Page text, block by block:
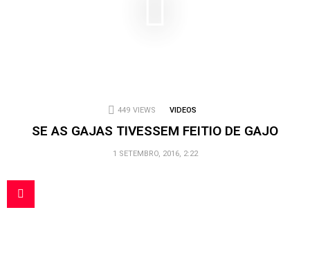
449 VIEWS VIDEOS
SE AS GAJAS TIVESSEM FEITIO DE GAJO
1 SETEMBRO, 2016, 2:22